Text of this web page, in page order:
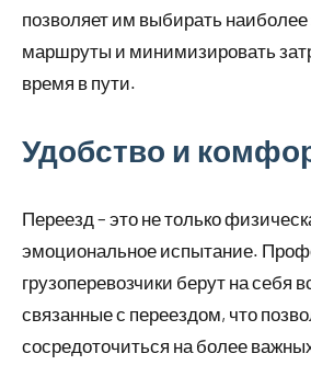
позволяет им выбирать
маршруты и минимизировать
время в пути.
Удобство и
Переезд – это не только
эмоциональное испытание.
грузоперевозчики берут на себя
связанные с переездом, что
сосредоточиться на более